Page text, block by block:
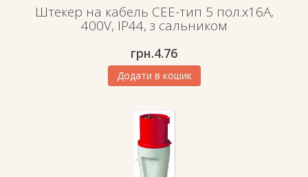
Штекер на кабель СЕЕ-тип 5 пол.х16А,
400V, IP44, з сальником
грн.4.76
Додати в кошик